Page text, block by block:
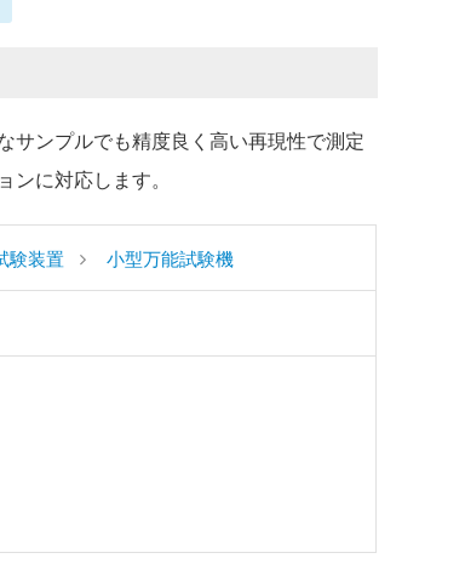
サンプルでも精度良く高い再現性で測定
ンに対応します。
験装置 小型万能試験機